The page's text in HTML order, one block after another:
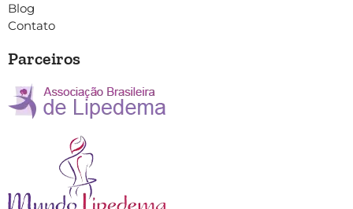
Blog
Contato
Parceiros